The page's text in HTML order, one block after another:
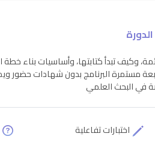
وكيف تبدأ كتابتها، وأساسيات بناء خطة
مستمرة البرنامج بدون شهادات حضور
في البحث العلمي
اختبارات تفاعلية